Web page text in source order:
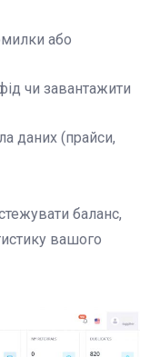
або
чи завантажити
даних (прайси,
баланс,
вашого